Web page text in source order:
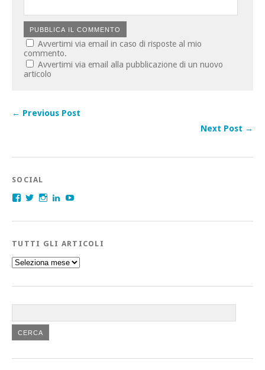
Avvertimi via email in caso di risposte al mio
commento.
Avvertimi via email alla pubblicazione di un nuovo
articolo
← Previous Post
Next Post →
SOCIAL
Facebook
Twitter
Instagram
LinkedIn
YouTube
TUTTI GLI ARTICOLI
Tutti
gli